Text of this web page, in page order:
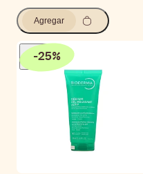
Agregar
-25%